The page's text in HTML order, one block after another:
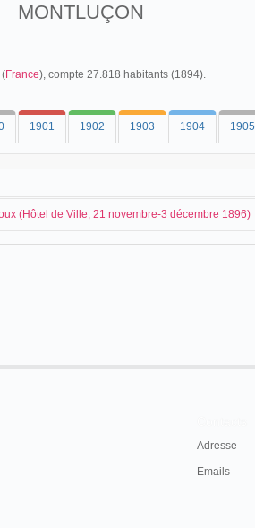
MONTLUÇON
(France), compte 27.818 habitants (1894).
1901 1902 1903 1904 1905
(Hôtel de Ville, 21 novembre-3 décembre 1896)
Adresse
Emails